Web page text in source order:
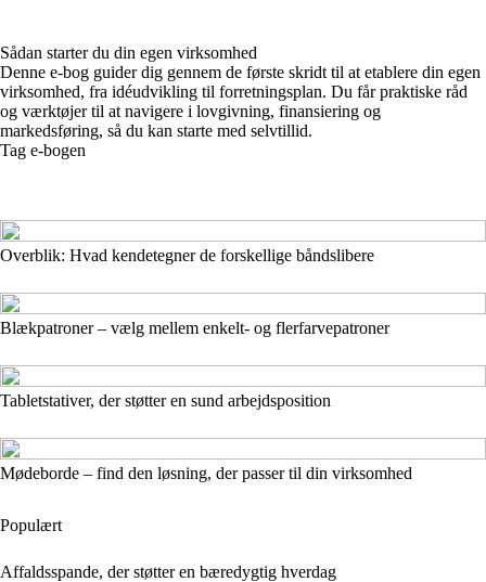
Sådan starter du din egen virksomhed
Denne e-bog guider dig gennem de første skridt til at etablere din egen
virksomhed, fra idéudvikling til forretningsplan. Du får praktiske råd
og værktøjer til at navigere i lovgivning, finansiering og
markedsføring, så du kan starte med selvtillid.
Tag e-bogen
Overblik: Hvad kendetegner de forskellige båndslibere
Blækpatroner – vælg mellem enkelt- og flerfarvepatroner
Tabletstativer, der støtter en sund arbejdsposition
Mødeborde – find den løsning, der passer til din virksomhed
Populært
Affaldsspande, der støtter en bæredygtig hverdag